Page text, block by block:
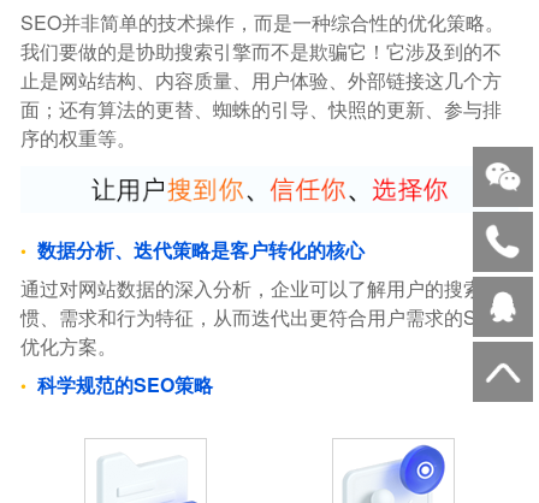
SEO并非简单的技术操作，而是一种综合性的优化策略。
我们要做的是协助搜索引擎而不是欺骗它！它涉及到的不
止是网站结构、内容质量、用户体验、外部链接这几个方
面；还有算法的更替、蜘蛛的引导、快照的更新、参与排
序的权重等。
数据分析、迭代策略是客户转化的核心
通过对网站数据的深入分析，企业可以了解用户的搜索习
惯、需求和行为特征，从而迭代出更符合用户需求的SEO
优化方案。
科学规范的SEO策略